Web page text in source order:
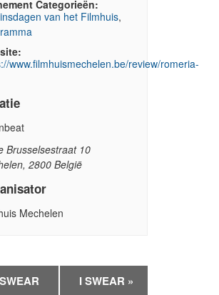
Categorieën:
van het Filmhuis,
www.filmhuismechelen.be/review/romeria-
Brusselsestraat 10
, 2800 België
Mechelen
I SWEAR »